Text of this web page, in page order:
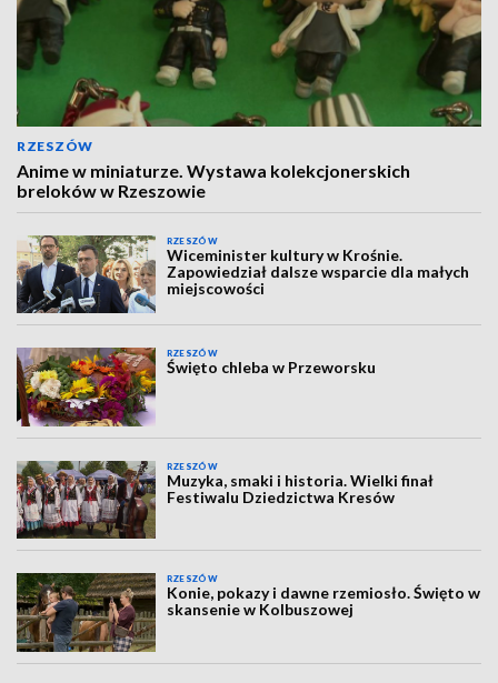
RZESZÓW
Anime w miniaturze. Wystawa kolekcjonerskich
breloków w Rzeszowie
RZESZÓW
Wiceminister kultury w Krośnie.
Zapowiedział dalsze wsparcie dla małych
miejscowości
RZESZÓW
Święto chleba w Przeworsku
RZESZÓW
Muzyka, smaki i historia. Wielki finał
Festiwalu Dziedzictwa Kresów
RZESZÓW
Konie, pokazy i dawne rzemiosło. Święto w
skansenie w Kolbuszowej